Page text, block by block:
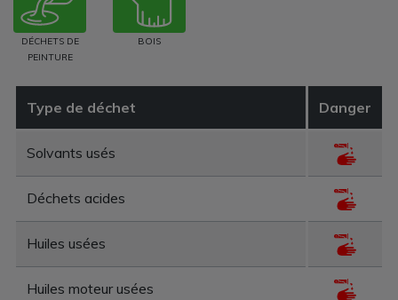
DÉCHETS DE
PEINTURE
BOIS
Type de déchet Danger
Solvants usés
Déchets acides
Huiles usées
Huiles moteur usées